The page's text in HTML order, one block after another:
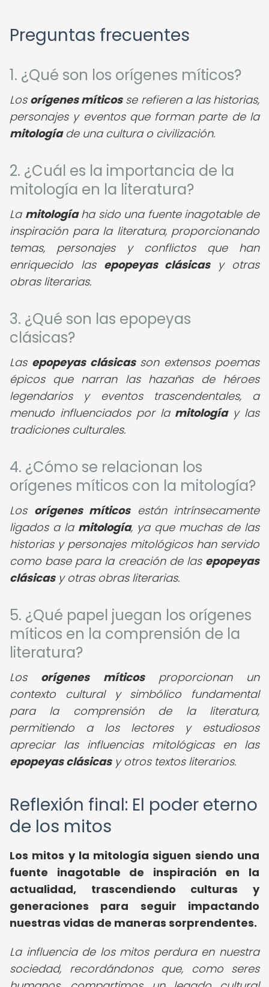
Preguntas frecuentes
1. ¿Qué son los orígenes míticos?
Los orígenes míticosse refieren a las historias,
personajes y eventos que forman parte de la
mitologíade una cultura o civilización.
2. ¿Cuál es la importancia de la
mitología en la literatura?
La mitologíaha sido una fuente inagotable de
inspiración para la literatura, proporcionando
temas, personajes y conflictos que han
enriquecido las epopeyas clásicasy otras
obras literarias.
3. ¿Qué son las epopeyas
clásicas?
Las epopeyas clásicasson extensos poemas
épicos que narran las hazañas de héroes
legendarios y eventos trascendentales, a
menudo influenciados por la mitologíay las
tradiciones culturales.
4. ¿Cómo se relacionan los
orígenes míticos con la mitología?
Los orígenes míticosestán intrínsecamente
ligados a la mitología, ya que muchas de las
historias y personajes mitológicos han servido
como base para la creación de las epopeyas
clásicasy otras obras literarias.
5. ¿Qué papel juegan los orígenes
míticos en la comprensión de la
literatura?
Los orígenes míticosproporcionan un
contexto cultural y simbólico fundamental
para la comprensión de la literatura,
permitiendo a los lectores y estudiosos
apreciar las influencias mitológicas en las
epopeyas clásicasy otros textos literarios.
Reflexión final: El poder eterno
de los mitos
Los mitos y la mitología siguen siendo una
fuente inagotable de inspiración en la
actualidad, trascendiendo culturas y
generaciones para seguir impactando
nuestras vidas de maneras sorprendentes.
La influencia de los mitos perdura en nuestra
sociedad, recordándonos que, como seres